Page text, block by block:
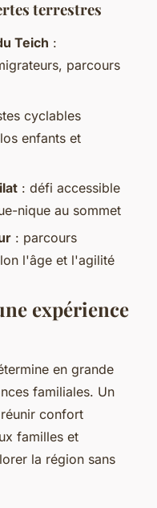
terrestres
Teich :
parcours
cyclables
enfants et
: défi accessible
nique au sommet
: parcours
l'âge et l'agilité
expérience
en grande
familiales. Un
confort
familles et
la région sans